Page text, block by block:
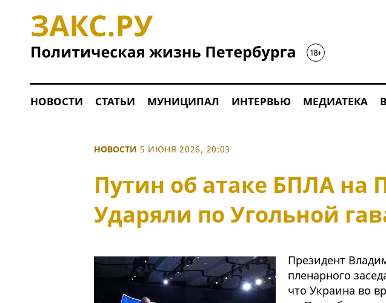
НОВОСТИ СТАТЬИ МУНИЦИПАЛ ИНТЕРВЬЮ МЕДИАТЕКА
НОВОСТИ 5 ИЮНЯ 2026, 20:03
Путин об атаке БПЛА на
Ударяли по Угольной
Президент
пленарного
что Украина во